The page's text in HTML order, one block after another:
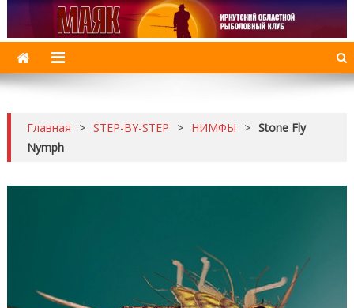
МАЯК
Главная > STEP-BY-STEP > НИМФЫ > Stone Fly
Nymph